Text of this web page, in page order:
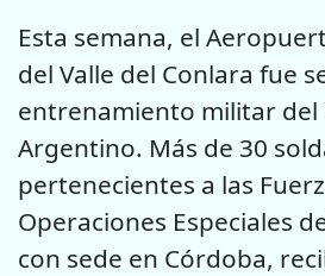
Esta semana, el
del Valle del Conlara fue
entrenamiento militar del
Argentino. Más de 30
pertenecientes a las
Operaciones Especiales
con sede en Córdoba,